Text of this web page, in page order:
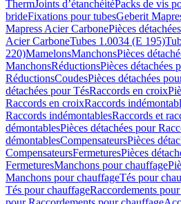
ThermJoints d’étanchéitéPacks de vis
brideFixations pour tubesGeberit
Mapress Acier CarbonePièces
Acier CarboneTubes 1.0034 (E 195)
220)MamelonsManchonsPièces
ManchonsRéductionsPièces détachées
RéductionsCoudesPièces détachées
détachées pour TésRaccords en croix
Raccords en croixRaccords
Raccords indémontablesRaccords et
démontablesPièces détachées pour
démontablesCompensateursPièces
CompensateursFermeturesPièces
FermeturesManchons pour chauffage
Manchons pour chauffageTés pour
Tés pour chauffageRaccordements